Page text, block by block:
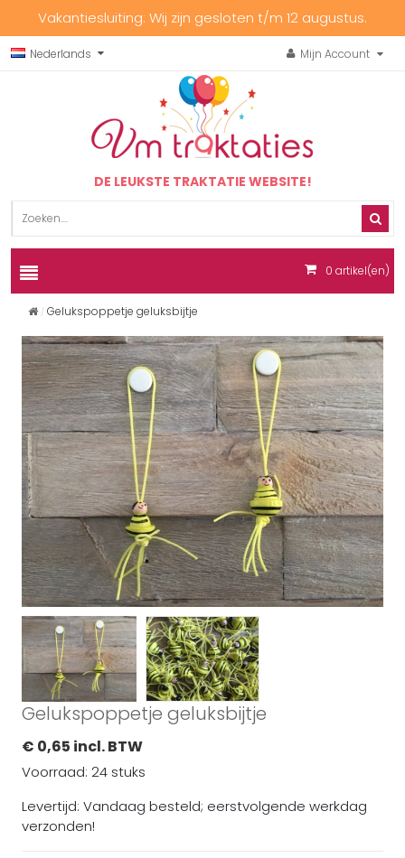
Vakantiesluiting: Wij zijn gesloten t/m 12 augustus.
Nederlands Mijn Account
DE LEUKSTE TRAKTATIE WEBSITE!
0 artikel(en)
Gelukspoppetje geluksbijtje
Gelukspoppetje geluksbijtje
€ 0,65 incl. BTW
Voorraad: 24 stuks
Levertijd: Vandaag besteld; eerstvolgende werkdag
verzonden!